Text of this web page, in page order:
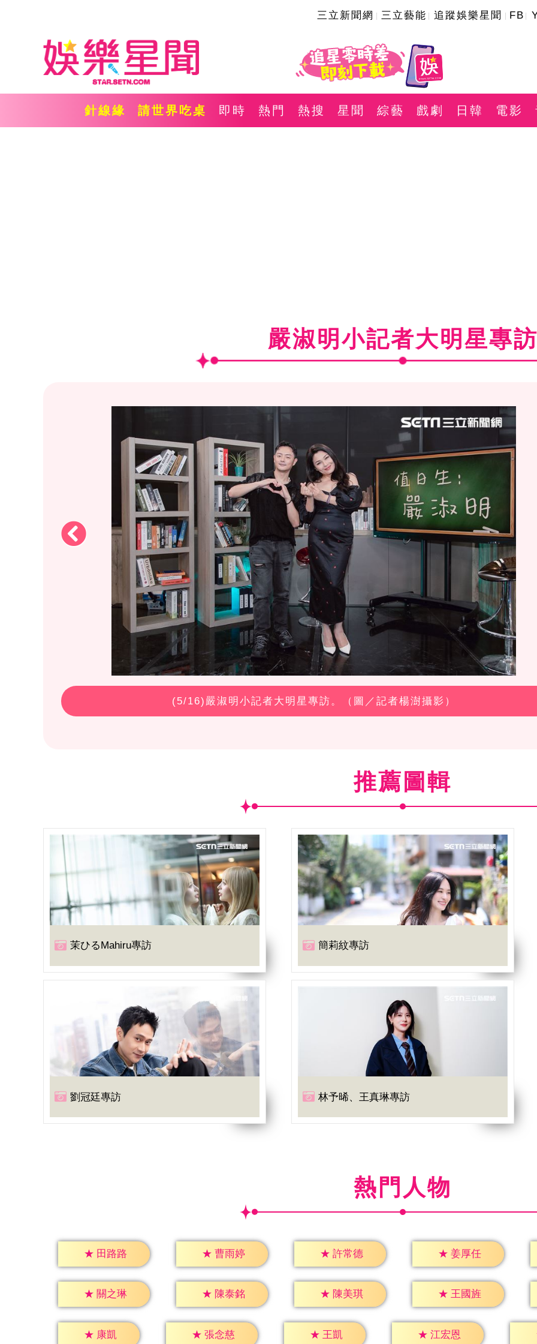
三立新聞網 三立藝能 追蹤娛樂星聞 FB
針線緣 請世界吃桌 即時 熱門 熱搜 星聞 綜藝 戲劇 日韓 電影
嚴淑明小記者大明星專
(5/16)嚴淑明小記者大明星專訪。（圖／記者楊澍攝影）
推薦圖輯
茉ひるMahiru專訪 簡莉紋專訪
劉冠廷專訪 林予晞、王真琳專訪
熱門人物
★ 田路路 ★ 曹雨婷 ★ 許常德 ★ 姜厚任
★ 關之琳 ★ 陳泰銘 ★ 陳美琪 ★ 王國旌
★ 康凱 ★ 張念慈 ★ 王凱 ★ 江宏恩